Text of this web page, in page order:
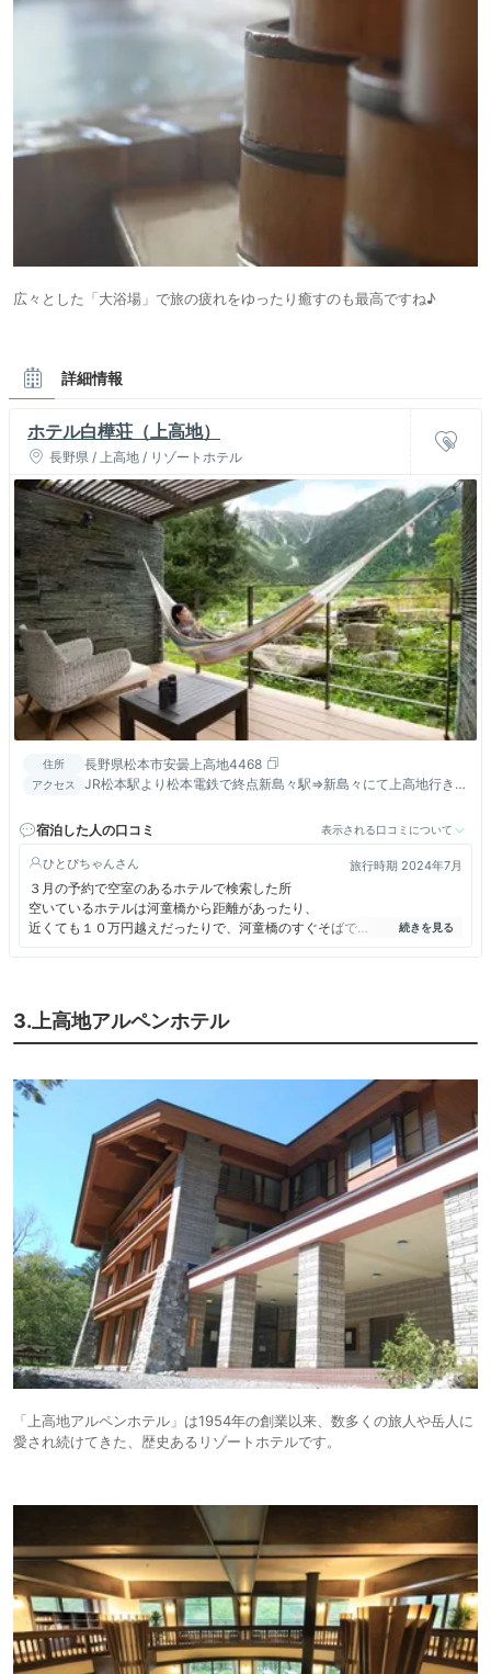
広々とした「大浴場」で旅の疲れをゆったり癒すのも最高ですね♪
詳細情報
ホテル白樺荘（上高地）
長野県 / 上高地 / リゾートホテル
住所 長野県松本市安曇上高地4468
アクセス
JR松本駅より松本電鉄で終点新島々駅⇒新島々にて上高地行きバ
に乗換。
宿泊した人の口コミ 表示される口コミについて
ひとぴちゃん 旅行時期 2024年7月
３月の予約で空室のあるホテルで検索した所
空いているホテルは河童橋から距離があったり、
近くても１０万円越えだったりで、河童橋のすぐそばで
宿泊費用もまだ許容範囲だったこちらのホテルを予約。
今後の事も考えてエアコンを付けるよう早急に考えてほしいです。
レストランは改装されていてテラス席は最高！
夕食はフレンチでしたが、う～ん、悪くはないけれど一斉スタートな感じ
で
雰囲気は全くなくて慌ただしい感じでイマイチでした。
立地は最高なのですが、次はないかな。
3.上高地アルペンホテル
「上高地アルペンホテル」は1954年の創業以来、数多くの旅人や岳人に
愛され続けてきた、歴史あるリゾートホテルです。